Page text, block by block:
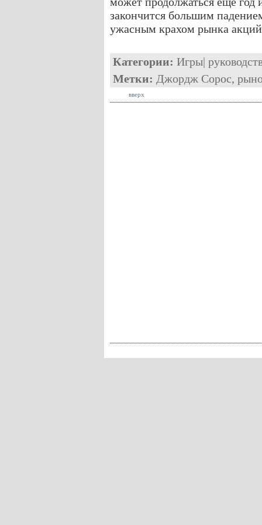
закончится большим
ужасным крахом рынка
Категории: Игры|
Метки: Джордж Сорос,
вверх